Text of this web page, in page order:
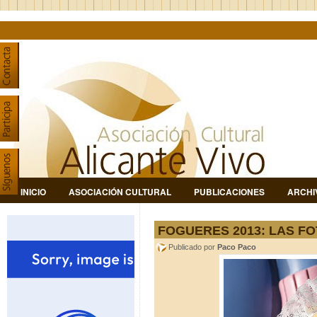
INICIO ASOCIACIÓN CULTURAL PUBLICACIONES
FOGUERES 2013: LAS
Publicado por Paco Paco